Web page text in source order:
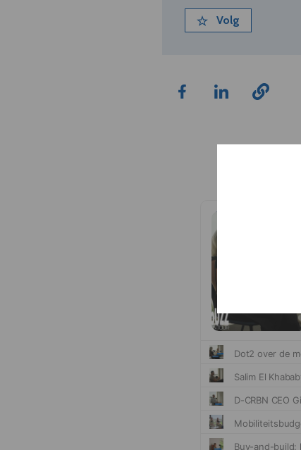
Volg